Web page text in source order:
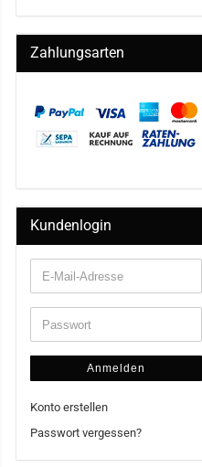
Zahlungsarten
Kundenlogin
Anmelden
Konto erstellen
Passwort vergessen?